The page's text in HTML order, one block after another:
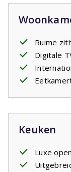
Ruime
Digitale
Keuken
Luxe